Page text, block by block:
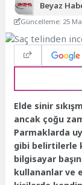
Beyaz
Güncelleme: 25
Elde sinir
ancak çoğu
Parmaklarda
gibi belirtilerle
bilgisayar
kullananlar ve